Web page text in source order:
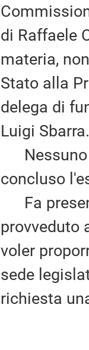
di Raffaele
materia,
Stato alla
delega di
Luigi Sbarra.
Nessuno
concluso
Fa
provveduto
voler
sede
richiesta